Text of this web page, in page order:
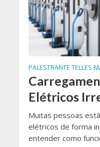
PALESTRANTE TELLES
Elétricos
Muitas pessoas
elétricos de forma
entender como